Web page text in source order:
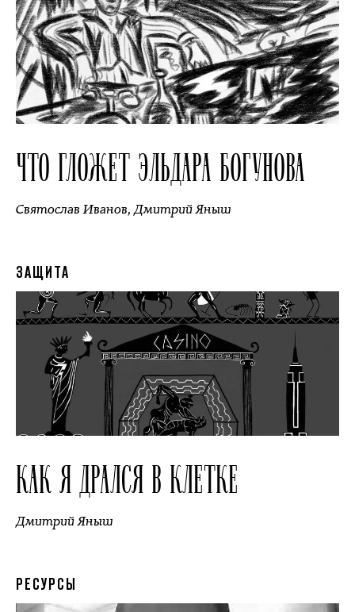
ЧТО ГЛОЖЕТ ЭЛЬДАРА БОГУНОВА
Святослав Иванов,Дмитрий Яныш
ЗАЩИТА
КАК Я ДРАЛСЯ В КЛЕТКЕ
Дмитрий Яныш
РЕСУРСЫ